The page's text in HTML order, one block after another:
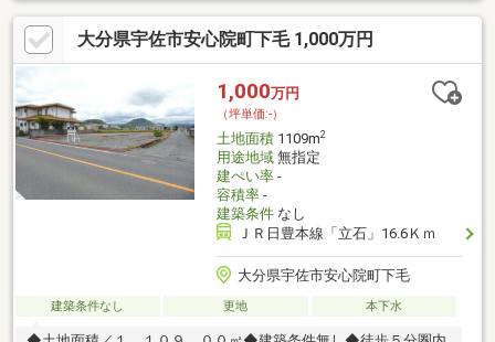
分）・イオンタウン豊後高田店様4600ｍ（車10分）・和間海浜公
園3100m（車7分）
大分県宇佐市安心院町下毛 1,000万円
1,000万円
（坪単価:-）
土地面積1109m2
用途地域無指定
建ぺい率-
容積率-
建築条件なし
ＪＲ日豊本線「立石」16.6Ｋｍ
大分県宇佐市安心院町下毛
建築条件なし 更地 本下水